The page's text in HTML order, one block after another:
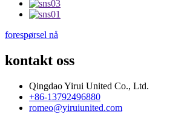
forespørsel nå
kontakt oss
Qingdao Yirui United Co., Ltd.
+86-13792496880
romeo@yiruiunited.com